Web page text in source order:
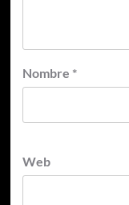
Nombre *
Web